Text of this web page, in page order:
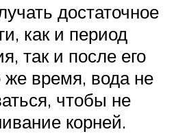
достаточное
как и период
так и после его
же время, вода не
чтобы не
корней.